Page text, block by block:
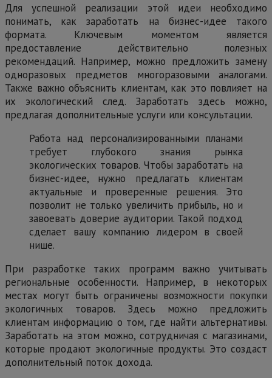
Для успешной реализации этой идеи необходимо
понимать, как заработать на бизнес-идее такого
формата. Ключевым моментом является
предоставление действительно полезных
рекомендаций. Например, можно предложить замену
одноразовых предметов многоразовыми аналогами.
Также важно объяснить клиентам, как это повлияет на
их экологический след. Заработать здесь можно,
предлагая дополнительные услуги или консультации.
Работа над персонализированными планами
требует глубокого знания рынка
экологических товаров. Чтобы заработать на
бизнес-идее, нужно предлагать клиентам
актуальные и проверенные решения. Это
позволит не только увеличить прибыль, но и
завоевать доверие аудитории. Такой подход
сделает вашу компанию лидером в своей
нише.
При разработке таких программ важно учитывать
региональные особенности. Например, в некоторых
местах могут быть ограничены возможности покупки
экологичных товаров. Здесь можно предложить
клиентам информацию о том, где найти альтернативы.
Заработать на этом можно, сотрудничая с магазинами,
которые продают экологичные продукты. Это создаст
дополнительный поток дохода.